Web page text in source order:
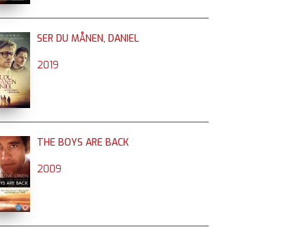
SER DU MÅNEN, DANIEL
2019
THE BOYS ARE BACK
2009